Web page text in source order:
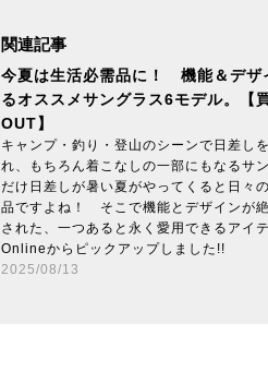
関連記事
今夏は生活必需品に！ 機能＆デザ
るオススメサングラス6モデル。【
OUT】
キャンプ・釣り・登山のシーンで日差し
れ、もちろん着こなしの一部にもなるサ
だけ日差しが暑い夏がやってくると日々
品ですよね！ そこで機能とデザインが
された、一つあると永く愛用できるアイ
Onlineからピックアップしました!!
2025/08/13